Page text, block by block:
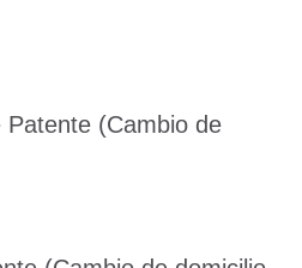
Patente (Cambio de